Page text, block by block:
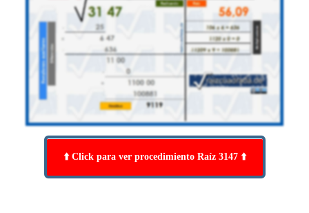
⬆️ Click para ver procedimiento Raíz 3147 ⬆️